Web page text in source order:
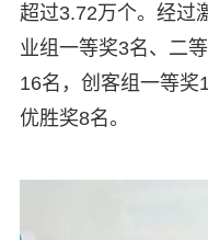
超过3.72万个。经过
业组一等奖3名、二
16名，创客组一等奖
优胜奖8名。